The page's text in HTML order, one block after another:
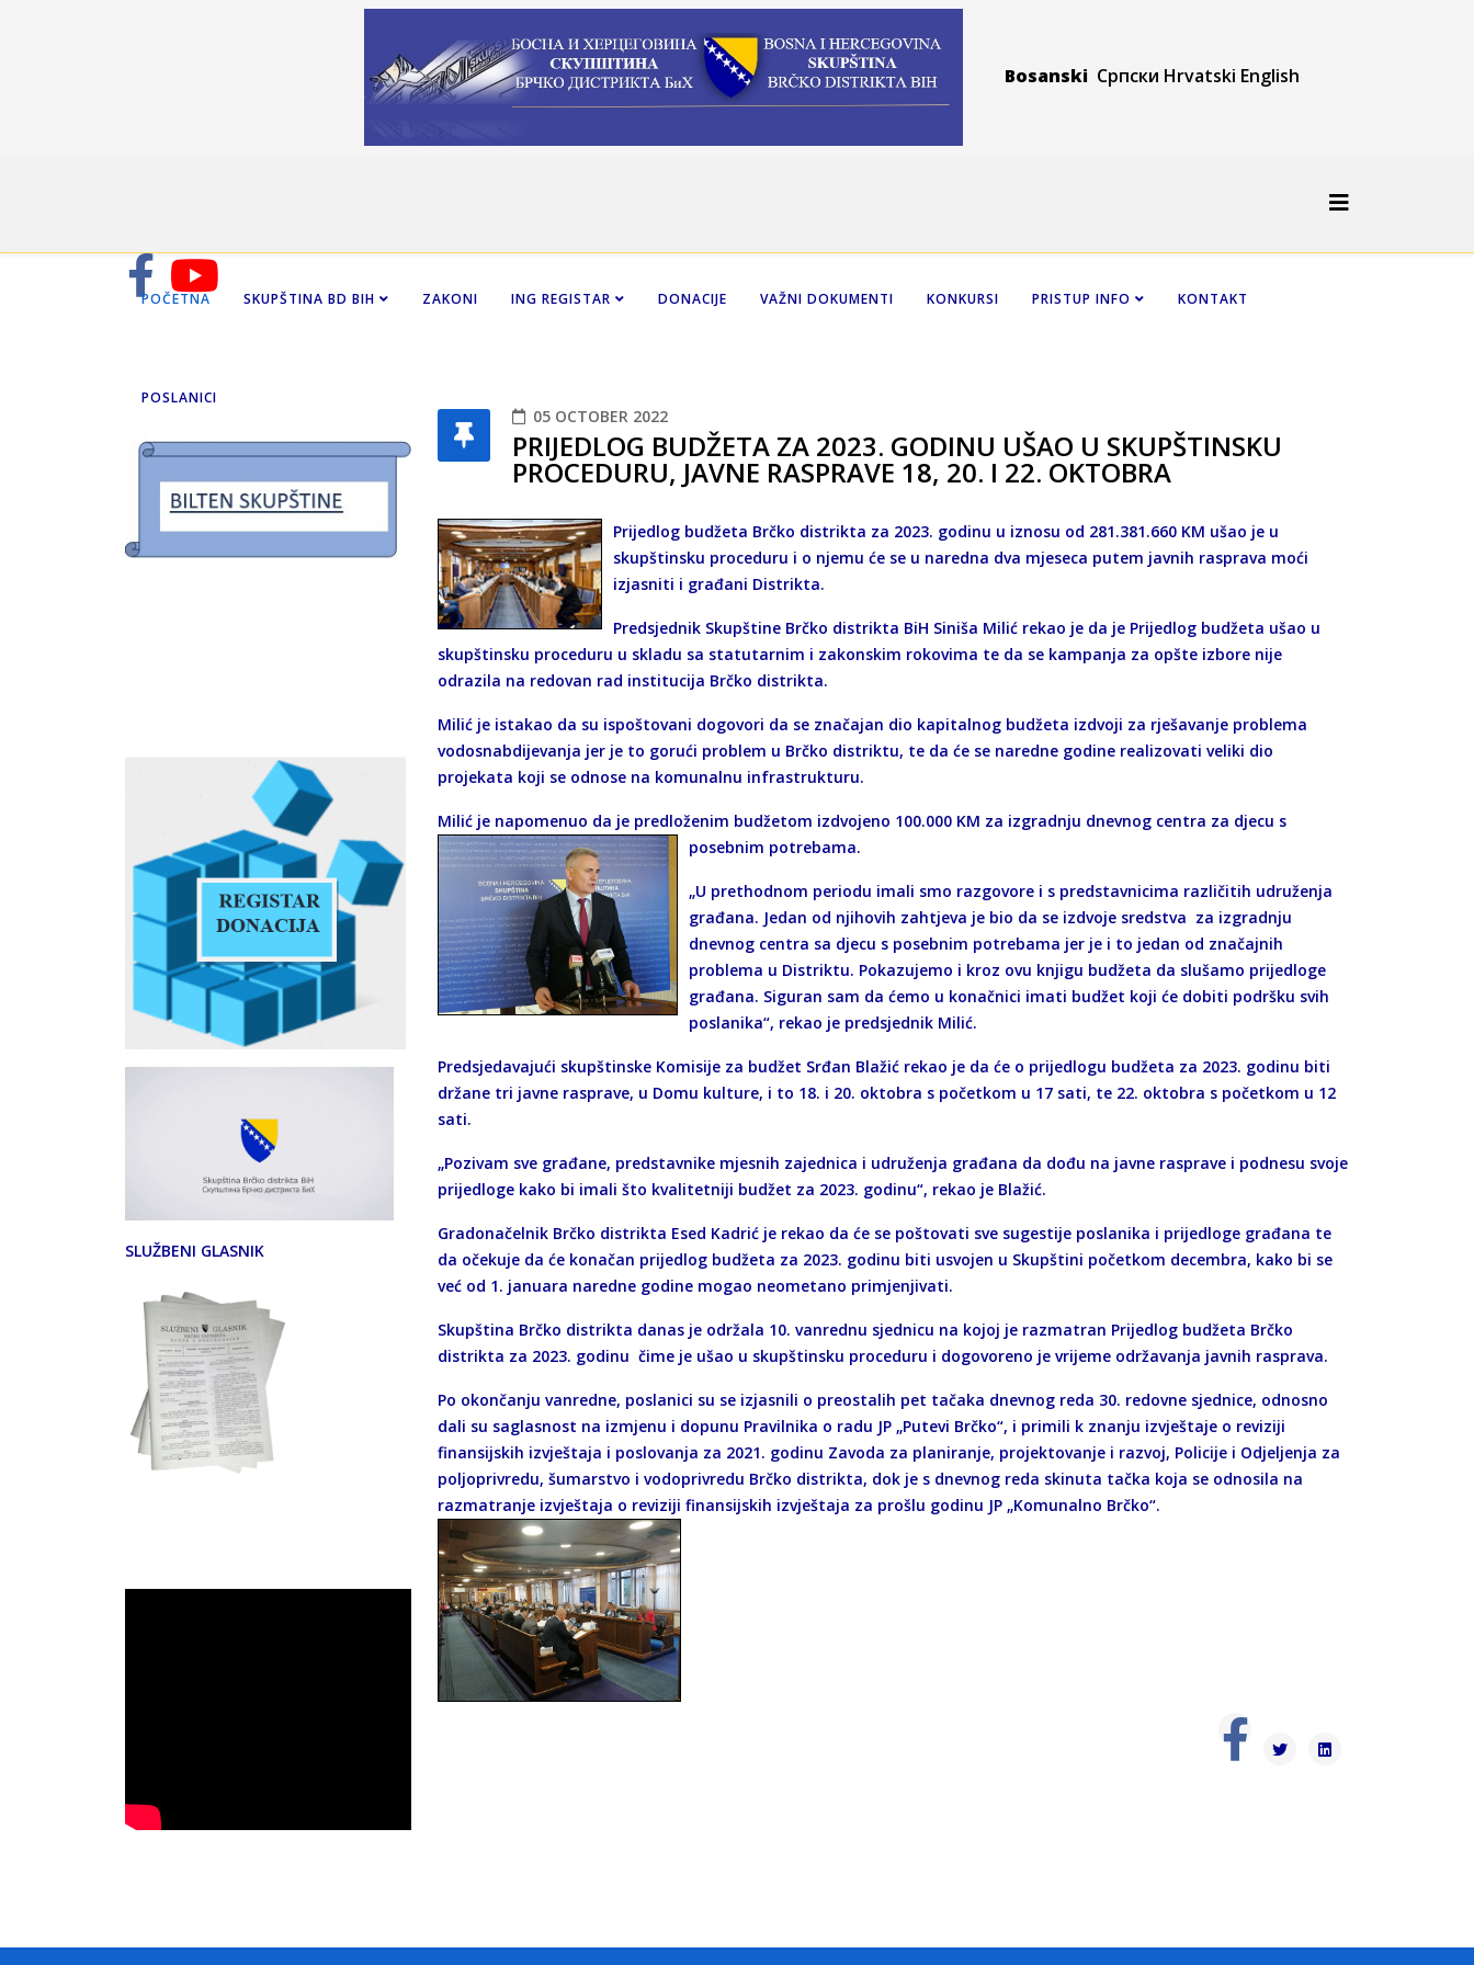
Bosanski Српски Hrvatski English
POČETNA SKUPŠTINA BD BIH ZAKONI ING REGISTAR DONACIJE VAŽNI DOKUMENTI KONKURSI PRISTUP INFO KONTAKT
POSLANICI
SLUŽBENI GLASNIK
05 OCTOBER 2022
PRIJEDLOG BUDŽETA ZA 2023. GODINU UŠAO U SKUPŠTINSKU
PROCEDURU, JAVNE RASPRAVE 18, 20. I 22. OKTOBRA
Prijedlog budžeta Brčko distrikta za 2023. godinu u iznosu od 281.381.660 KM ušao je u
skupštinsku proceduru i o njemu će se u naredna dva mjeseca putem javnih rasprava moći
izjasniti i građani Distrikta.
Predsjednik Skupštine Brčko distrikta BiH Siniša Milić rekao je da je Prijedlog budžeta ušao u
skupštinsku proceduru u skladu sa statutarnim i zakonskim rokovima te da se kampanja za opšte izbore nije
odrazila na redovan rad institucija Brčko distrikta.
Milić je istakao da su ispoštovani dogovori da se značajan dio kapitalnog budžeta izdvoji za rješavanje problema
vodosnabdijevanja jer je to gorući problem u Brčko distriktu, te da će se naredne godine realizovati veliki dio
projekata koji se odnose na komunalnu infrastrukturu.
Milić je napomenuo da je predloženim budžetom izdvojeno 100.000 KM za izgradnju dnevnog centra za djecu s
posebnim potrebama.
„U prethodnom periodu imali smo razgovore i s predstavnicima različitih udruženja
građana. Jedan od njihovih zahtjeva je bio da se izdvoje sredstva za izgradnju
dnevnog centra sa djecu s posebnim potrebama jer je i to jedan od značajnih
problema u Distriktu. Pokazujemo i kroz ovu knjigu budžeta da slušamo prijedloge
građana. Siguran sam da ćemo u konačnici imati budžet koji će dobiti podršku svih
poslanika“, rekao je predsjednik Milić.
Predsjedavajući skupštinske Komisije za budžet Srđan Blažić rekao je da će o prijedlogu budžeta za 2023. godinu biti
držane tri javne rasprave, u Domu kulture, i to 18. i 20. oktobra s početkom u 17 sati, te 22. oktobra s početkom u 12
sati.
„Pozivam sve građane, predstavnike mjesnih zajednica i udruženja građana da dođu na javne rasprave i podnesu svoje
prijedloge kako bi imali što kvalitetniji budžet za 2023. godinu“, rekao je Blažić.
Gradonačelnik Brčko distrikta Esed Kadrić je rekao da će se poštovati sve sugestije poslanika i prijedloge građana te
da očekuje da će konačan prijedlog budžeta za 2023. godinu biti usvojen u Skupštini početkom decembra, kako bi se
već od 1. januara naredne godine mogao neometano primjenjivati.
Skupština Brčko distrikta danas je održala 10. vanrednu sjednicu na kojoj je razmatran Prijedlog budžeta Brčko
distrikta za 2023. godinu čime je ušao u skupštinsku proceduru i dogovoreno je vrijeme održavanja javnih rasprava.
Po okončanju vanredne, poslanici su se izjasnili o preostalih pet tačaka dnevnog reda 30. redovne sjednice, odnosno
dali su saglasnost na izmjenu i dopunu Pravilnika o radu JP „Putevi Brčko“, i primili k znanju izvještaje o reviziji
finansijskih izvještaja i poslovanja za 2021. godinu Zavoda za planiranje, projektovanje i razvoj, Policije i Odjeljenja za
poljoprivredu, šumarstvo i vodoprivredu Brčko distrikta, dok je s dnevnog reda skinuta tačka koja se odnosila na
razmatranje izvještaja o reviziji finansijskih izvještaja za prošlu godinu JP „Komunalno Brčko“.